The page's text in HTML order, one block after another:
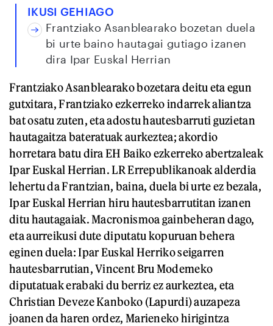
IKUSI GEHIAGO
Frantziako Asanblearako bozetan duela
bi urte baino hautagai gutiago izanen
dira Ipar Euskal Herrian
Frantziako Asanblearako bozetara deitu eta egun
gutxitara, Frantziako ezkerreko indarrek aliantza
bat osatu zuten, eta adostu hautesbarruti guzietan
hautagaitza bateratuak aurkeztea; akordio
horretara batu dira EH Baiko ezkerreko abertzaleak
Ipar Euskal Herrian. LR Errepublikanoak alderdia
lehertu da Frantzian, baina, duela bi urte ez bezala,
Ipar Euskal Herrian hiru hautesbarrutitan izanen
ditu hautagaiak. Macronismoa gainbeheran dago,
eta aurreikusi dute diputatu kopuruan behera
eginen duela: Ipar Euskal Herriko seigarren
hautesbarrutian, Vincent Bru Modemeko
diputatuak erabaki du berriz ez aurkeztea, eta
Christian Deveze Kanboko (Lapurdi) auzapeza
joanen da haren ordez, Marieneko hirigintza